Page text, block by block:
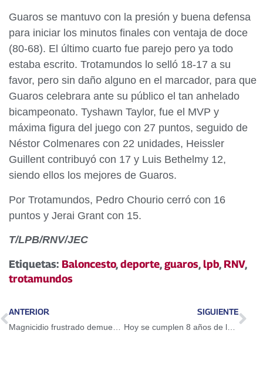
Guaros se mantuvo con la presión y buena defensa
para iniciar los minutos finales con ventaja de doce
(80-68). El último cuarto fue parejo pero ya todo
estaba escrito. Trotamundos lo selló 18-17 a su
favor, pero sin daño alguno en el marcador, para que
Guaros celebrara ante su público el tan anhelado
bicampeonato. Tyshawn Taylor, fue el MVP y
máxima figura del juego con 27 puntos, seguido de
Néstor Colmenares con 22 unidades, Heissler
Guillent contribuyó con 17 y Luis Bethelmy 12,
siendo ellos los mejores de Guaros.
Por Trotamundos, Pedro Chourio cerró con 16
puntos y Jerai Grant con 15.
T/LPB/RNV/JEC
Etiquetas: Baloncesto,deporte,guaros,lpb, RNV,
trotamundos
ANTERIOR SIGUIENTE
Hoy se cumplen 8 años de la siembra de Luis Tascón